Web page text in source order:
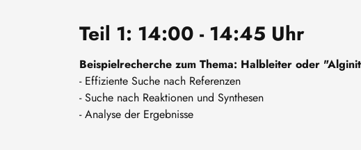
Teil 1: 14:00 - 14:45 Uhr
Beispielrecherche zum Thema: Halbleiter oder
- Effiziente Suche nach Referenzen
- Suche nach Reaktionen und Synthesen
- Analyse der Ergebnisse